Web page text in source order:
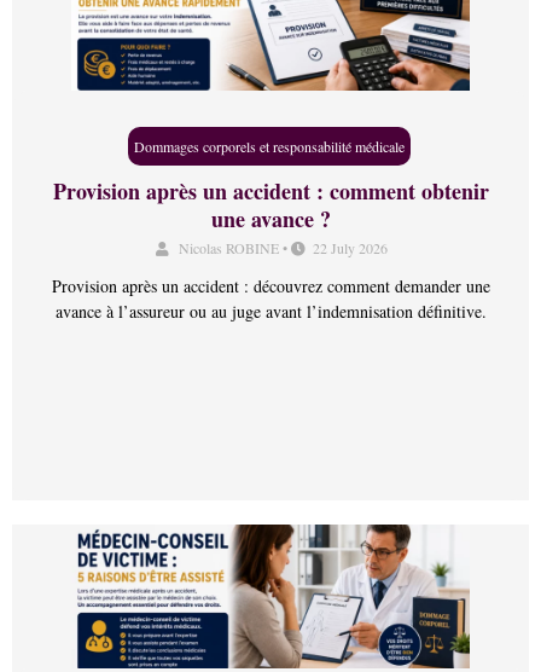
Dommages corporels et responsabilité médicale
Provision après un accident : comment obtenir
une avance ?
Nicolas ROBINE• 22 July 2026
Provision après un accident : découvrez comment demander une
avance à l’assureur ou au juge avant l’indemnisation définitive.